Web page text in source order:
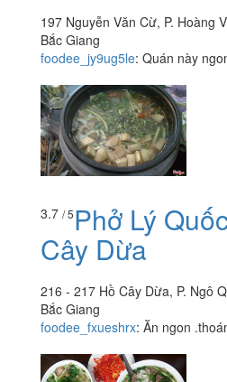
197 Nguyễn Văn Cừ, P. Hoàng
Bắc Giang
foodee_jy9ug5le: Quán này
3.7 / 5Phở Lý
Cây Dừa
216 - 217 Hồ Cây Dừa, P. Ngô
Bắc Giang
foodee_fxueshrx: Ăn ngon